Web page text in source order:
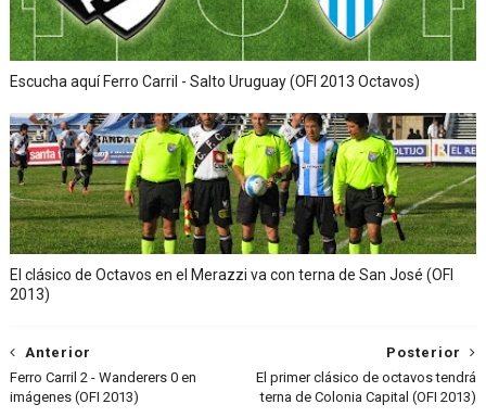
Escucha aquí Ferro Carril - Salto Uruguay (OFI 2013 Octavos)
El clásico de Octavos en el Merazzi va con terna de San José (OFI
2013)
Posterior
El primer clásico de octavos tendrá
terna de Colonia Capital (OFI 2013)
Anterior
Ferro Carril 2 - Wanderers 0 en
imágenes (OFI 2013)